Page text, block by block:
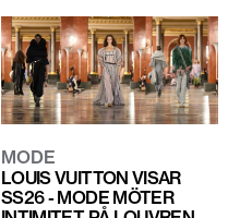
MODE
LOUIS VUITTON VISAR
SS26 - MODE MÖTER